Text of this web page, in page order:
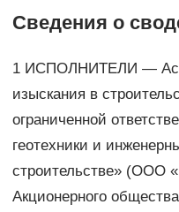
Сведения о
1 ИСПОЛНИТЕЛИ —
изыскания в
ограниченной
геотехники и
строительстве» (ООО
Акционерного